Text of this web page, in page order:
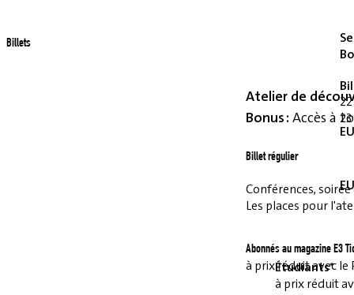
Atelier de
Bonus : Accès à
Billet régulier
Conférences,
Les places pour
Abonnés au magazine E3
à prix réduit avec le
Billets
Étudiants*
à prix réduit